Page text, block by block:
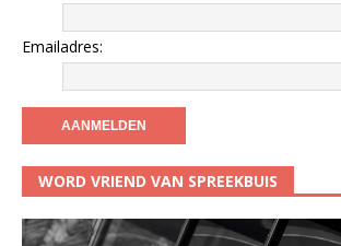
Emailadres:
WORD VRIEND VAN SPREEKBUIS